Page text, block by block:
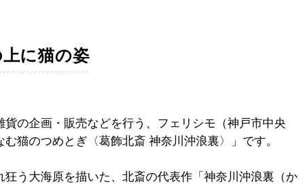
に猫の姿
貨の企画・販売などを行う、フェリシモ（神戸市中央
猫のつめとぎ〈葛飾北斎 神奈川沖浪裏〉」です。
狂う大海原を描いた、北斎の代表作「神奈川沖浪裏（か